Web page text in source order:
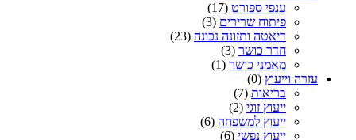
ענפי ספורט (17)
פיתוח שרירים (3)
דיאטה ותזונה נכונה (23)
חדר כושר (3)
מאמני כושר (1)
עזרה וייעוץ (0)
בריאות (7)
ייעוץ זוגי (2)
ייעוץ למשפחה (6)
ייעוץ נפשי (6)